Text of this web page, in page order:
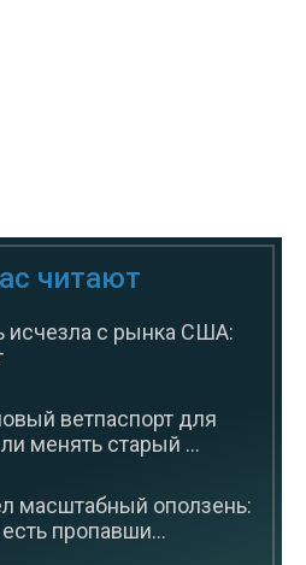
читают
исчезла с рынка США:
ветпаспорт для
менять старый ...
масштабный оползень:
пропавши...